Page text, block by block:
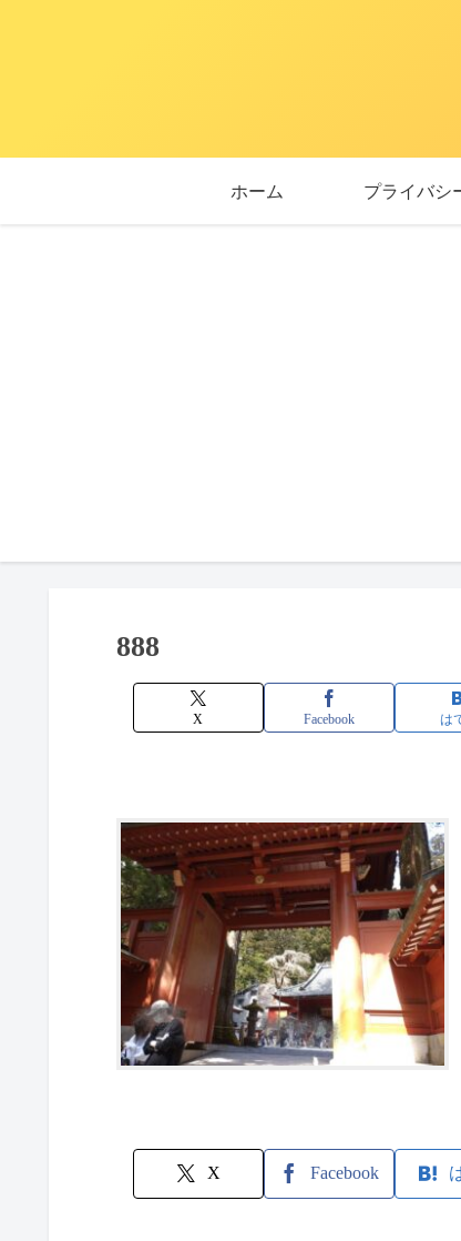
ホーム プライバシ
888
X Facebook は
X Facebook